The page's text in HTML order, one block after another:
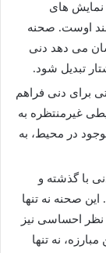
نمایش های
اوست. صحنه
می دهد دنی
تبدیل شود.
برای دنی فراهم
غیرمنتظره به
در محیط، به
با گذشته و
صحنه نه تنها
نظر احساسی نیز
نه تنها